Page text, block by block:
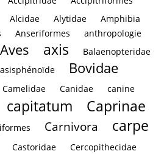
Alcidae Alytidae
Amphibia
Anseriformes
anthropologie
Aves axis
Balaenopteridae
Bovidae
Camelidae Canidae
canine
capitatum Caprinae
Carnivora
carpe
Castoridae Cercopithecidae